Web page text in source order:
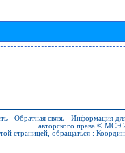
- Обратная связь - Информация
авторского права © МСЭ
страницей, обращаться :